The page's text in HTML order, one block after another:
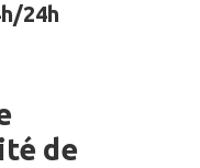
24h
de